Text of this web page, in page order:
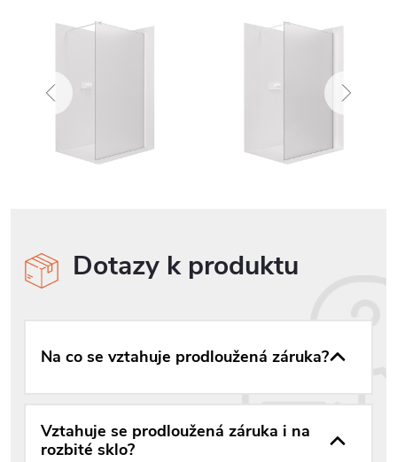
Dotazy k produktu
Na co se vztahuje prodloužená záruka?
Vztahuje se prodloužená záruka i na
rozbité sklo?